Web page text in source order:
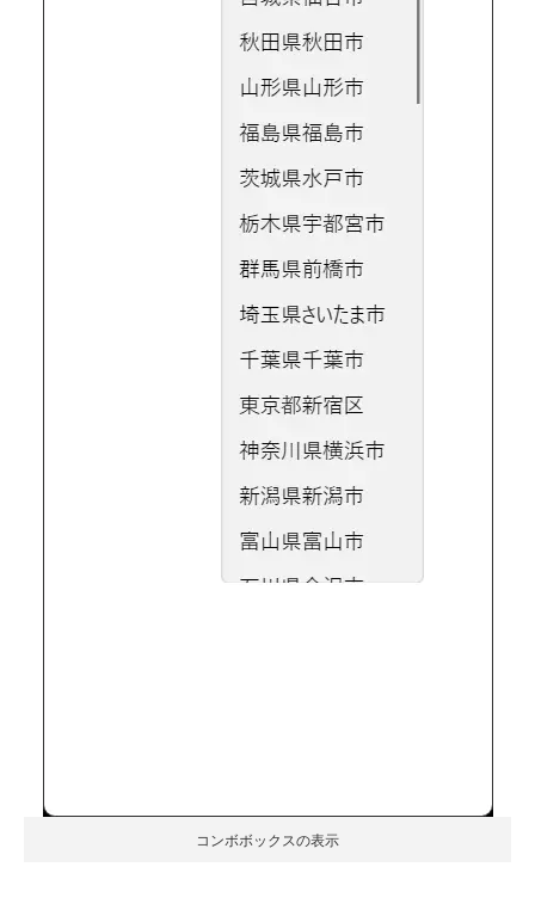
コンボボックスの表示